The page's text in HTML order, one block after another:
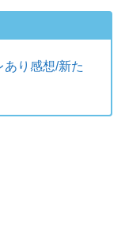
あり感想/新た